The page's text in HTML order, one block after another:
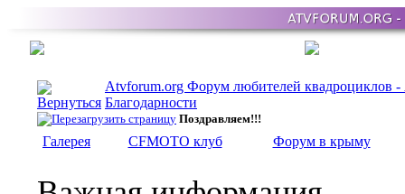
Atvforum.org Форум любителей квадроциклов
Благодарности
Поздравляем!!!
Галерея CFMOTO клуб Форум в крыму